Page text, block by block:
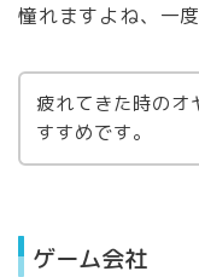
憧れますよね、一度
疲れてきた時のオ
すすめです。
ゲーム会社